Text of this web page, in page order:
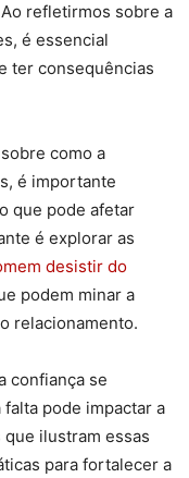
refletirmos sobre a
é essencial
ter consequências
como a
é importante
que pode afetar
é explorar as
desistir do
podem minar a
relacionamento.
confiança se
pode impactar a
que ilustram essas
para fortalecer a